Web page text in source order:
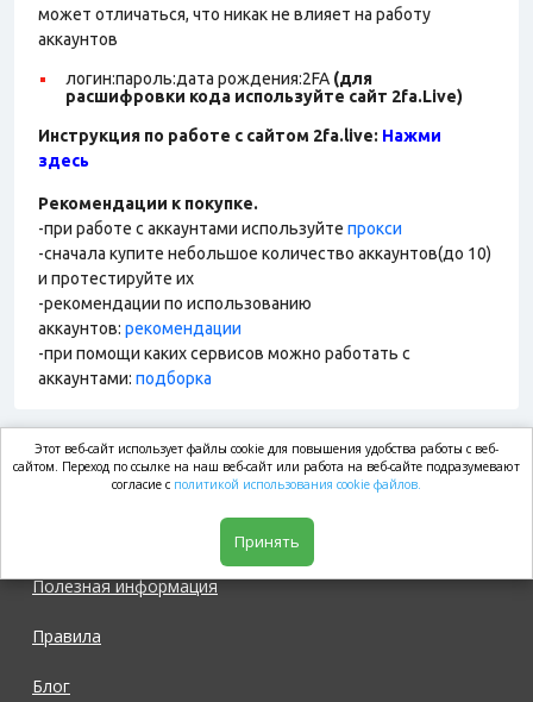
может отличаться, что никак не влияет на работу
аккаунтов
логин:пароль:дата рождения:2FA (для
расшифровки кода используйте сайт 2fa.Live)
Инструкция по работе с сайтом 2fa.live: Нажми
здесь
Рекомендации к покупке.
-при работе с аккаунтами используйте прокси
-сначала купите небольшое количество аккаунтов(до 10)
и протестируйте их
-рекомендации по использованию
аккаунтов: рекомендации
-при помощи каких сервисов можно работать с
аккаунтами: подборка
market.com
Полезная информация
Правила
Блог
Этот веб-сайт использует файлы cookie для повышения удобства работы с веб-
сайтом. Переход по ссылке на наш веб-сайт или работа на веб-сайте подразумевают
согласие с политикой использования cookie файлов.
Принять